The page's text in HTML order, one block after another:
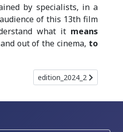
by specialists, in a
of this 13th film
what it means
out of the cinema, to
Article suivant :
edition_2024_2